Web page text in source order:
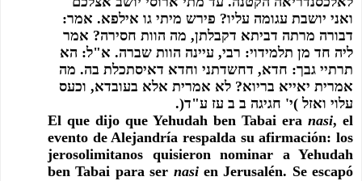
עלוי ואזל )י' חגיגה ב ב עז ע"ד(.
El que dijo que Yehudah ben Tabai era nasi, el
evento de Alejandría respalda su afirmación: los
jerosolimitanos quisieron nominar a Yehudah
ben Tabai para ser nasi en Jerusalén. Se escapó